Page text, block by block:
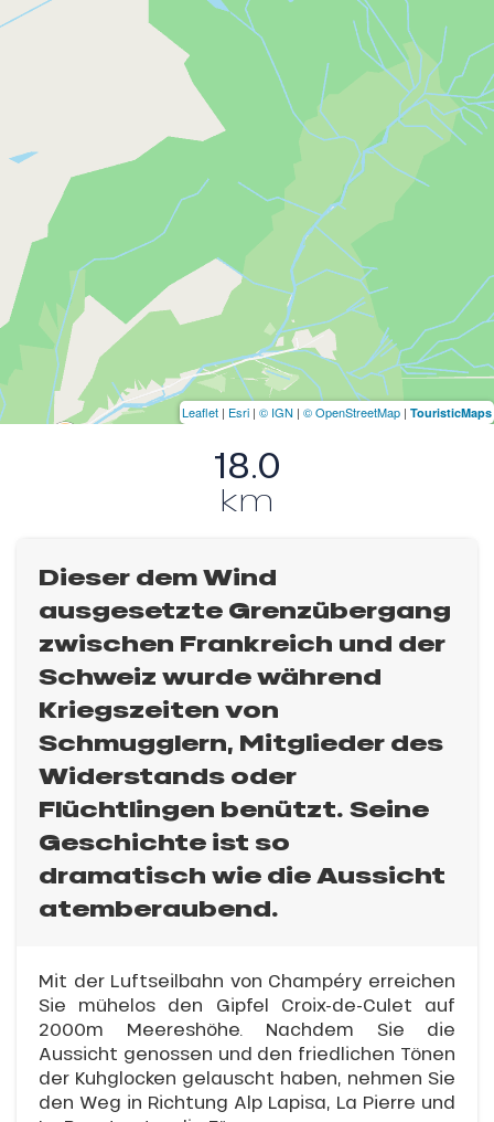
18.0
km
Dieser dem Wind
ausgesetzte Grenzübergang
zwischen Frankreich und der
Schweiz wurde während
Kriegszeiten von
Schmugglern, Mitglieder des
Widerstands oder
Flüchtlingen benützt. Seine
Geschichte ist so
dramatisch wie die Aussicht
atemberaubend.
Mit der Luftseilbahn von Champéry erreichen
Sie mühelos den Gipfel Croix-de-Culet auf
2000m Meereshöhe. Nachdem Sie die
Aussicht genossen und den friedlichen Tönen
der Kuhglocken gelauscht haben, nehmen Sie
den Weg in Richtung Alp Lapisa, La Pierre und
Leaflet | Esri | © IGN | © OpenStreetMap | TouristicMaps